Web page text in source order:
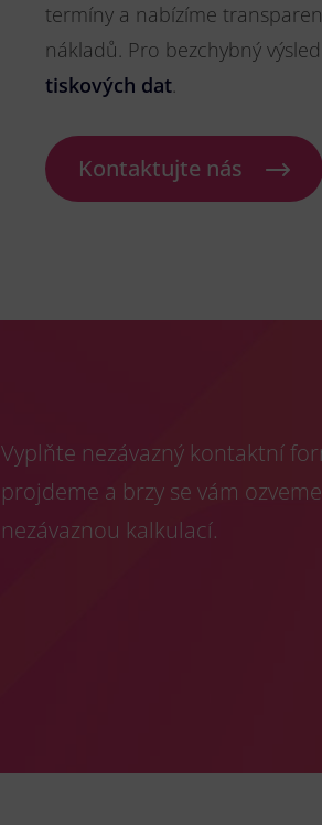
termíny a nabízíme
nákladů. Pro bezchybný
tiskových dat.
Kontaktujte nás
Vyplňte nezávazný kontaktní
projdeme a brzy se vám
nezávaznou kalkulací.